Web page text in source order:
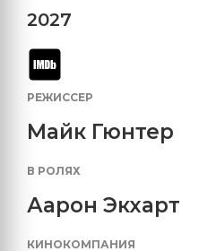
2027
РЕЖИССЕР
Майк Гюнтер
В РОЛЯХ
Аарон Экхарт
КИНОКОМПАНИЯ